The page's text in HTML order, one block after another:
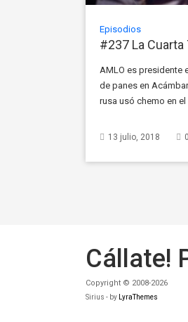
Episodios
#237 La
AMLO es presidente
de panes en
rusa usó chemo en
13 julio, 2018
Cállate!
Copyright © 2008-2026
Sirius - by LyraThemes